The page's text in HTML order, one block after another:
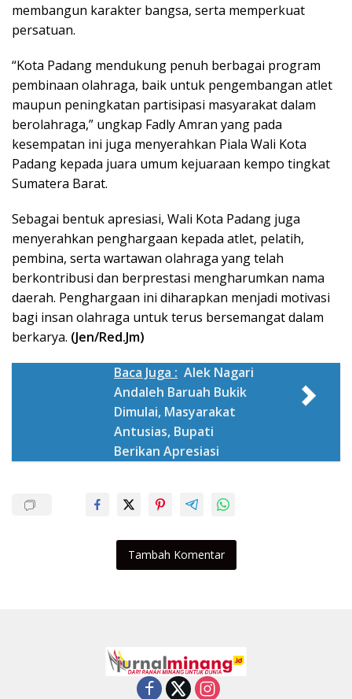
membangun karakter bangsa, serta memperkuat
persatuan.
“Kota Padang mendukung penuh berbagai program
pembinaan olahraga, baik untuk pengembangan atlet
maupun peningkatan partisipasi masyarakat dalam
berolahraga,” ungkap Fadly Amran yang pada
kesempatan ini juga menyerahkan Piala Wali Kota
Padang kepada juara umum kejuaraan kempo tingkat
Sumatera Barat.
Sebagai bentuk apresiasi, Wali Kota Padang juga
menyerahkan penghargaan kepada atlet, pelatih,
pembina, serta wartawan olahraga yang telah
berkontribusi dan berprestasi mengharumkan nama
daerah. Penghargaan ini diharapkan menjadi motivasi
bagi insan olahraga untuk terus bersemangat dalam
berkarya. (Jen/Red.Jm)
Baca Juga : Alek Nagari
Andaleh Baruah Bukik
Dimulai, Masyarakat
Antusias, Bupati
Berikan Apresiasi
Tambah Komentar